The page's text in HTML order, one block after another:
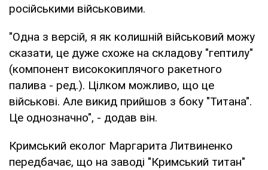
російськими військовими.
"Одна з версій, я як колишній військовий можу
сказати, це дуже схоже на складову "гептилу"
(компонент висококиплячого ракетного
палива - ред.). Цілком можливо, що це
військові. Але викид прийшов з боку "Титана".
Це однозначно", - додав він.
Кримський еколог Маргарита Литвиненко
передбачає, що на заводі "Кримський титан"